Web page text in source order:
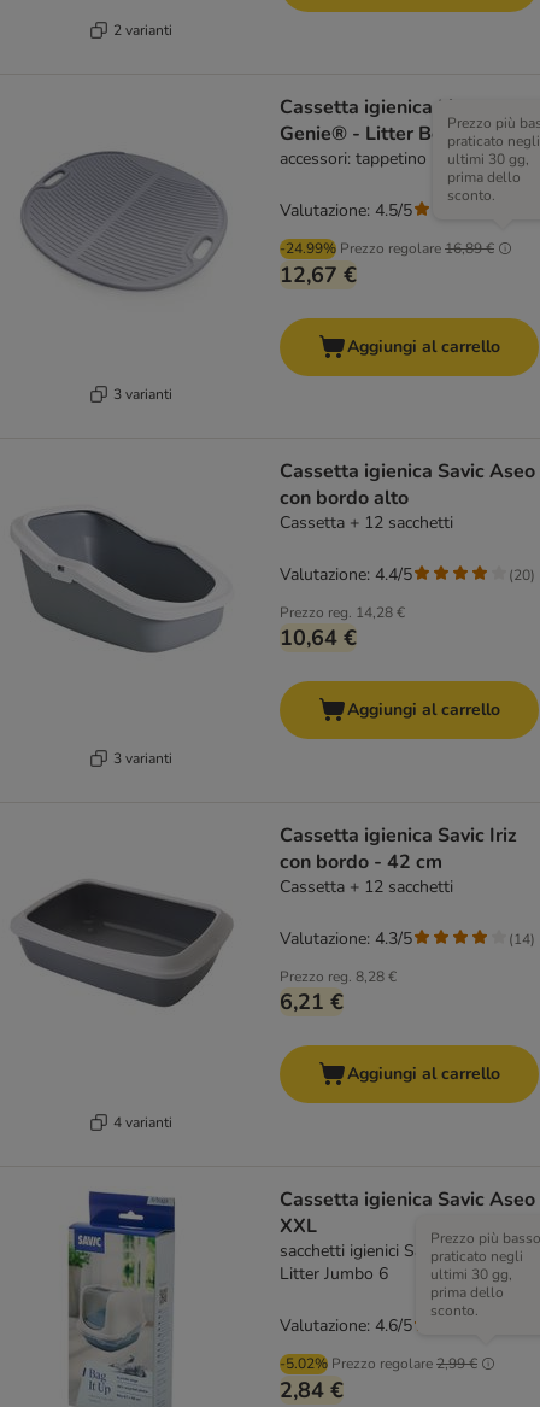
2 varianti
3 varianti
Cassetta igienica Litter
Genie® - Litter Box
accessori: tappetino Litter Box
-24.99% Prezzo regolare16,89 €
Prezzo più
praticato negli
ultimi 30 gg,
prima dello
sconto.
12,67 €
Valutazione: 4.5/5
Aggiungi al carrello
3 varianti
Cassetta igienica Savic Aseo
con bordo alto
Cassetta + 12 sacchetti
Prezzo reg. 14,28 €
10,64 €
Valutazione: 4.4/5 (20)
Aggiungi al carrello
4 varianti
Cassetta igienica Savic Iriz
con bordo - 42 cm
Cassetta + 12 sacchetti
Prezzo reg. 8,28 €
6,21 €
Valutazione: 4.3/5 (14)
Aggiungi al carrello
Cassetta igienica Savic Aseo
XXL
sacchetti igienici Savic Bag it Up
Litter Jumbo 6
-5.02% Prezzo regolare2,99 €
Prezzo più basso
praticato negli
ultimi 30 gg,
prima dello
sconto.
2,84 €
Valutazione: 4.6/5